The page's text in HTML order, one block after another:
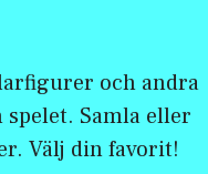
och andra
Samla eller
Välj din favorit!